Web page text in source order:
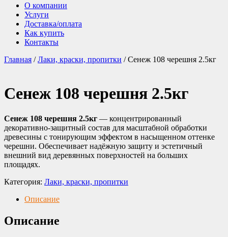
О компании
Услуги
Доставка/оплата
Как купить
Контакты
Главная /Лаки, краски, пропитки / Сенеж 108 черешня 2.5кг
Сенеж 108 черешня 2.5кг
Сенеж 108 черешня 2.5кг — концентрированный
декоративно-защитный состав для масштабной обработки
древесины с тонирующим эффектом в насыщенном оттенке
черешни. Обеспечивает надёжную защиту и эстетичный
внешний вид деревянных поверхностей на больших
площадях.
Категория: Лаки, краски, пропитки
Описание
Описание